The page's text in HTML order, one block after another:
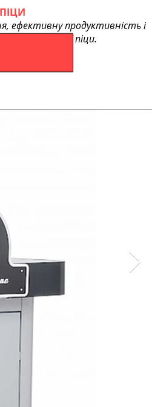
ефективну продуктивність і
та ароматної піци.